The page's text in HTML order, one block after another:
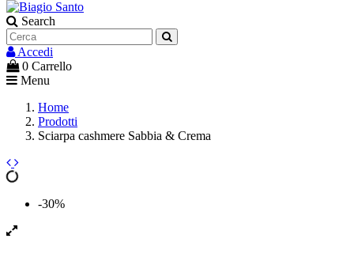
Search
Accedi
0 Carrello
Menu
Home
Prodotti
Sciarpa cashmere Sabbia & Crema
-30%